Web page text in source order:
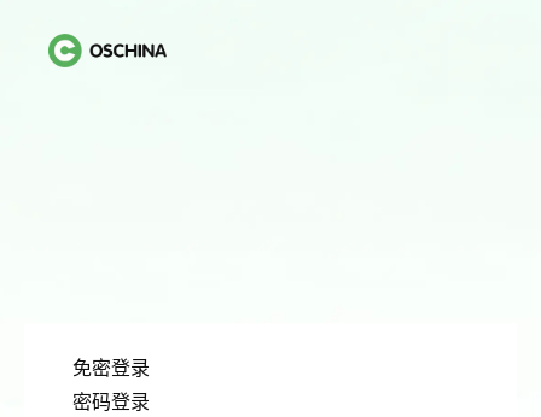
免密登录
密码登录